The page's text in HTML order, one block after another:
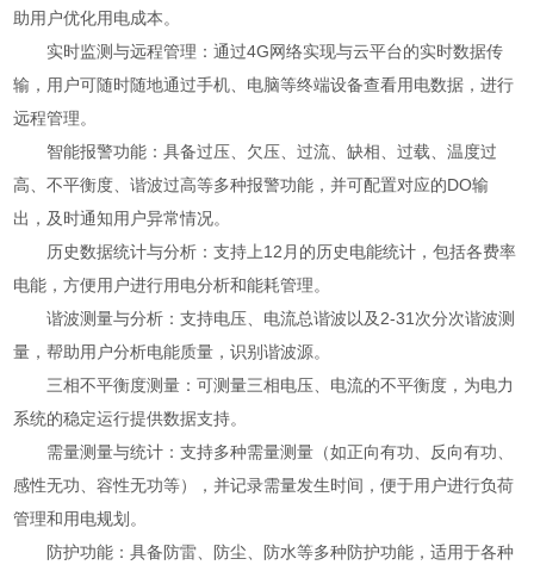
助用户优化用电成本。
实时监测与远程管理：通过4G网络实现与云平台的实时数据传
输，用户可随时随地通过手机、电脑等终端设备查看用电数据，进行
远程管理。
智能报警功能：具备过压、欠压、过流、缺相、过载、温度过
高、不平衡度、谐波过高等多种报警功能，并可配置对应的DO输
出，及时通知用户异常情况。
历史数据统计与分析：支持上12月的历史电能统计，包括各费率
电能，方便用户进行用电分析和能耗管理。
谐波测量与分析：支持电压、电流总谐波以及2-31次分次谐波测
量，帮助用户分析电能质量，识别谐波源。
三相不平衡度测量：可测量三相电压、电流的不平衡度，为电力
系统的稳定运行提供数据支持。
需量测量与统计：支持多种需量测量（如正向有功、反向有功、
感性无功、容性无功等），并记录需量发生时间，便于用户进行负荷
管理和用电规划。
防护功能：具备防雷、防尘、防水等多种防护功能，适用于各种